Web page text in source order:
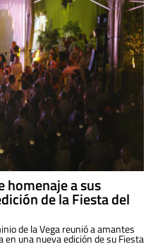
homenaje a sus
de la Fiesta del
de la Vega reunió a amantes
una nueva edición de su Fiesta